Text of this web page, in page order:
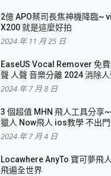
2億 APO蔡司長焦神機降臨~
X200 就是這麼好拍
2024 年 11 月 25 日
EaseUS Vocal Remover 免
聲 人聲 音樂分離 2024 消除
2024 年 7 月 8 日
3 個超值 MHN 飛人工具分享
獵人 Now飛人 ios教學 不出
2024 年 7 月 4 日
Locawhere AnyTo 寶可夢飛
飛遍全世界